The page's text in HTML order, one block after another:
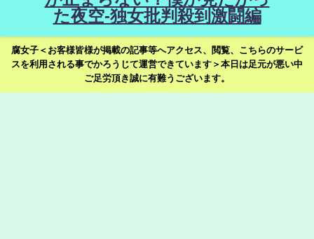
た夜空-独女批判殺到激闘編
腐女子＜お客様皆様が掲載の記事等へアクセス、閲覧、こちらのサービ
スを利用される事でかろうじて運営できています＞本日は足元が悪い中
ご足労頂き誠に有難うございます。